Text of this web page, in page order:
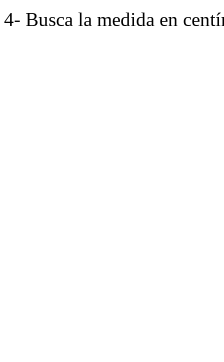
4- Busca la medida en